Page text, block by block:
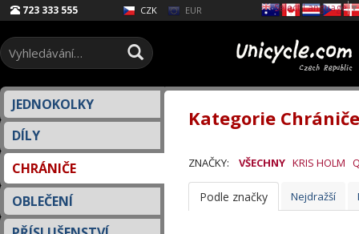
723 333 555 CZK EUR
JEDNOKOLKY
DÍLY
CHRÁNIČE
OBLEČENÍ
Kategorie Chrániče
ZNAČKY: VŠECHNY KRIS HOLM
Podle značky Nejdražší
Select Language▼